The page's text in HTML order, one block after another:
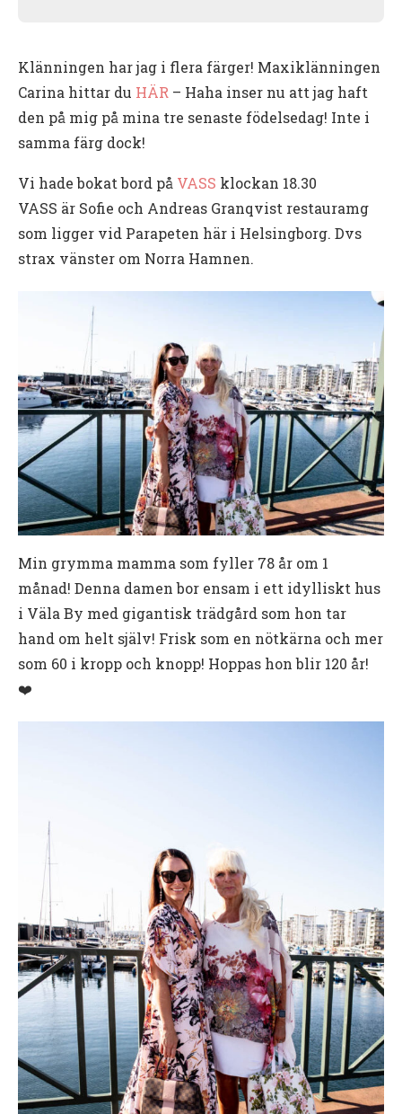
Klänningen har jag i flera färger! Maxiklänningen
Carina hittar du HÄR – Haha inser nu att jag haft
den på mig på mina tre senaste födelsedag! Inte i
samma färg dock!
Vi hade bokat bord på VASS klockan 18.30
VASS är Sofie och Andreas Granqvist restauramg
som ligger vid Parapeten här i Helsingborg. Dvs
strax vänster om Norra Hamnen.
Min grymma mamma som fyller 78 år om 1
månad! Denna damen bor ensam i ett idylliskt hus
i Väla By med gigantisk trädgård som hon tar
hand om helt själv! Frisk som en nötkärna och mer
som 60 i kropp och knopp! Hoppas hon blir 120 år!
❤️